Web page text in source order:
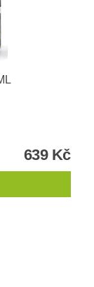
639 Kč